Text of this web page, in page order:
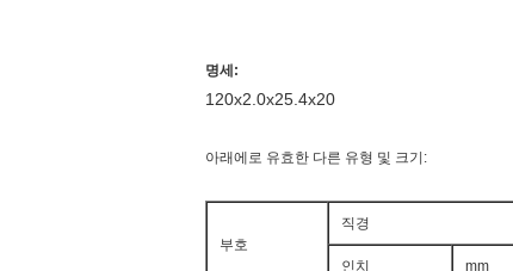
명세:
120x2.0x25.4x20
아래에로 유효한 다른 유형 및 크기:
부호
직경
인치
mm